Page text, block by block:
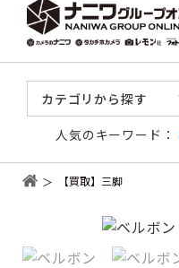
カテゴリから探す
人気のキーワード：
【買取】三脚